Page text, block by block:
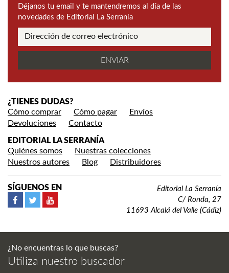
Déjanos tu email y te mantendremos al día de las
novedades de Editorial La Serranía
¿TIENES DUDAS?
Cómo comprar
Cómo pagar
Envíos
Devoluciones
Contacto
EDITORIAL LA SERRANÍA
Quiénes somos
Nuestras colecciones
Nuestros autores
Blog Distribuidores
SÍGUENOS EN
Editorial La Serranía
C/ Ronda, 27
11693 Alcalá del Valle (Cádiz)
¿No encuentras lo que buscas?
Utiliza nuestro buscador